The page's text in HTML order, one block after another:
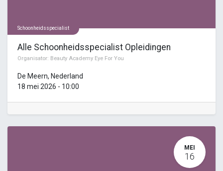
Schoonheidsspecialist
Alle Schoonheidsspecialist Opleidingen
Organisator: Beauty Academy Eye For You
De Meern, Nederland
18 mei 2026 - 10:00
MEI
16